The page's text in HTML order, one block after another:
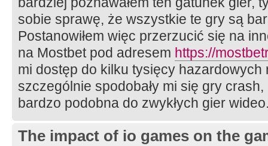
sobie sprawę, że wszystkie te gry są
Postanowiłem więc przerzucić się na
na Mostbet pod adresem https://
mi dostęp do kilku tysięcy
szczególnie spodobały mi się gry
bardzo podobna do zwykłych gier
The impact of io games on the